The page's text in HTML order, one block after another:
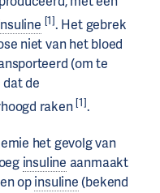
[1]. Het gebrek
niet van het bloed
(om te
de
raken[1].
het gevolg van
insuline aanmaakt
opinsuline(bekend